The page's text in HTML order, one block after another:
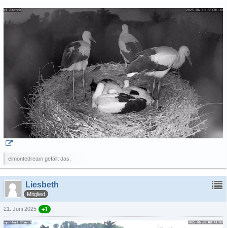
elmontedream gefällt das.
Liesbeth
Mitglied
21. Juni 2025 +1